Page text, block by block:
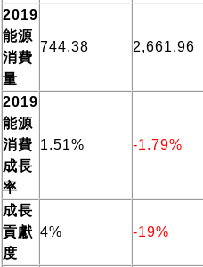
2019
能源
消費
量
744.38 2,661.96
2019
能源
消費
成長
率
1.51% -1.79%
成長
貢獻
度
4% -19%